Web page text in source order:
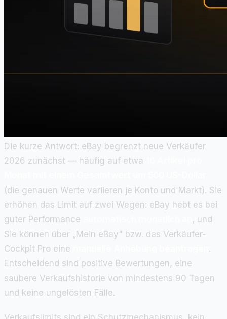
Die kurze Antwort: eBay begrenzt neue Verkäufer
2026 zunächst — häufig auf etwa
(die genauen Werte variieren je Konto und Markt). Sie
erhöhen das Limit auf zwei Wegen: eBay hebt es bei
guter Performance
, und
Sie können über „Mein eBay" bzw. das Verkäufer-
Cockpit Pro eine
.
Entscheidend sind positive Bewertungen, eine
saubere Verkaufshistorie von mindestens 90 Tagen
und keine ungelösten Fälle.